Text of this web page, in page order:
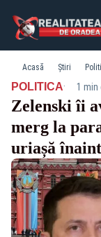
Acasă Știri
POLITICA· 1 min
Zelenski îi
merg la
uriașă